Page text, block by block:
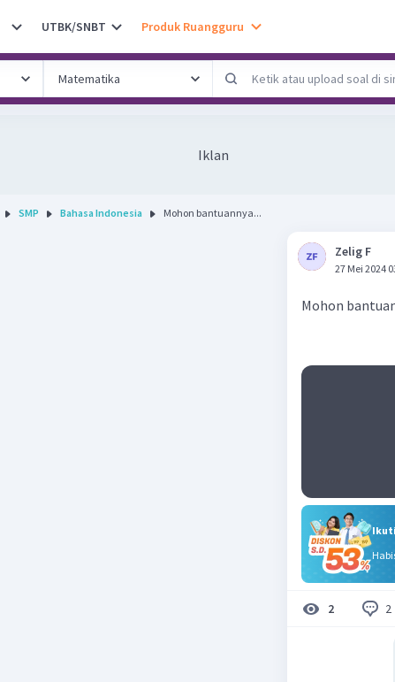
UTBK/SNBT Produk Ruangguru
Iklan
SMP Bahasa Indonesia Mohon bantuannya...
Zelig F
27 Mei 2024
Mohon
2 2